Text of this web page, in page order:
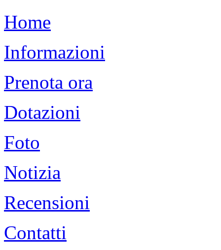
Home
Informazioni
Prenota ora
Dotazioni
Foto
Notizia
Recensioni
Contatti